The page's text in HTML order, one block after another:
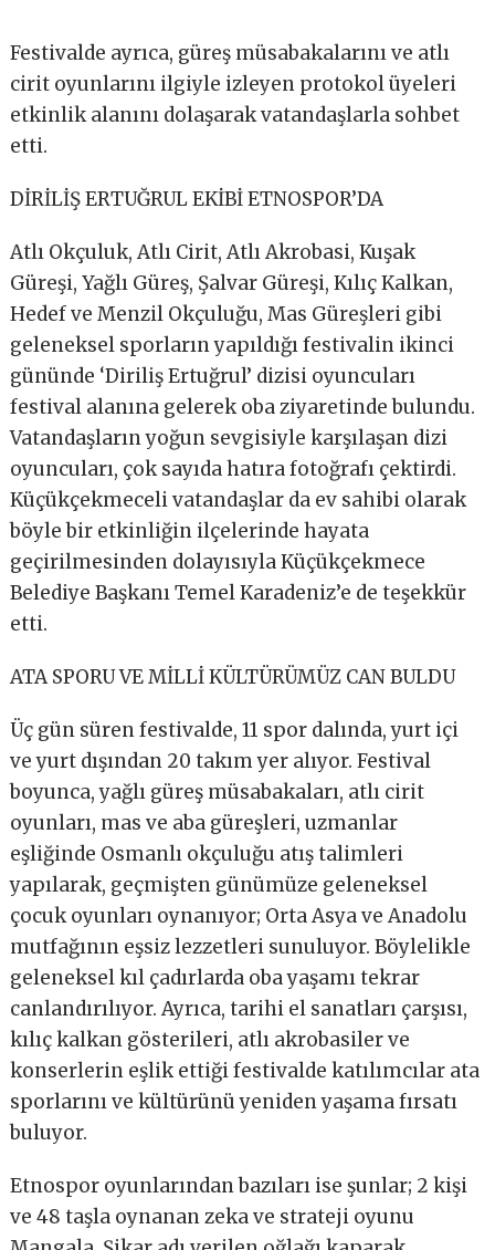
Festivalde ayrıca, güreş müsabakalarını ve atlı
cirit oyunlarını ilgiyle izleyen protokol üyeleri
etkinlik alanını dolaşarak vatandaşlarla sohbet
etti.
DİRİLİŞ ERTUĞRUL EKİBİ ETNOSPOR’DA
Atlı Okçuluk, Atlı Cirit, Atlı Akrobasi, Kuşak
Güreşi, Yağlı Güreş, Şalvar Güreşi, Kılıç Kalkan,
Hedef ve Menzil Okçuluğu, Mas Güreşleri gibi
geleneksel sporların yapıldığı festivalin ikinci
gününde ‘Diriliş Ertuğrul’ dizisi oyuncuları
festival alanına gelerek oba ziyaretinde bulundu.
Vatandaşların yoğun sevgisiyle karşılaşan dizi
oyuncuları, çok sayıda hatıra fotoğrafı çektirdi.
Küçükçekmeceli vatandaşlar da ev sahibi olarak
böyle bir etkinliğin ilçelerinde hayata
geçirilmesinden dolayısıyla Küçükçekmece
Belediye Başkanı Temel Karadeniz’e de teşekkür
etti.
ATA SPORU VE MİLLİ KÜLTÜRÜMÜZ CAN BULDU
Üç gün süren festivalde, 11 spor dalında, yurt içi
ve yurt dışından 20 takım yer alıyor. Festival
boyunca, yağlı güreş müsabakaları, atlı cirit
oyunları, mas ve aba güreşleri, uzmanlar
eşliğinde Osmanlı okçuluğu atış talimleri
yapılarak, geçmişten günümüze geleneksel
çocuk oyunları oynanıyor; Orta Asya ve Anadolu
mutfağının eşsiz lezzetleri sunuluyor. Böylelikle
geleneksel kıl çadırlarda oba yaşamı tekrar
canlandırılıyor. Ayrıca, tarihi el sanatları çarşısı,
kılıç kalkan gösterileri, atlı akrobasiler ve
konserlerin eşlik ettiği festivalde katılımcılar ata
sporlarını ve kültürünü yeniden yaşama fırsatı
buluyor.
Etnospor oyunlarından bazıları ise şunlar; 2 kişi
ve 48 taşla oynanan zeka ve strateji oyunu